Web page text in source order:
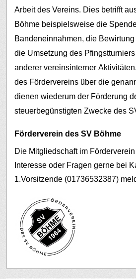
Arbeit des Vereins. Dies betrifft
Böhme beispielsweise die
Bandeneinnahmen, die
die Umsetzung des Pfingstturniers
anderer vereinsinterner Aktivitäten.
des Fördervereins über die
dienen wiederum der Förderung
steuerbegünstigten Zwecke des
Förderverein des SV Böhme
Die Mitgliedschaft im
Interesse oder Fragen gerne bei
1.Vorsitzende (01736532387)